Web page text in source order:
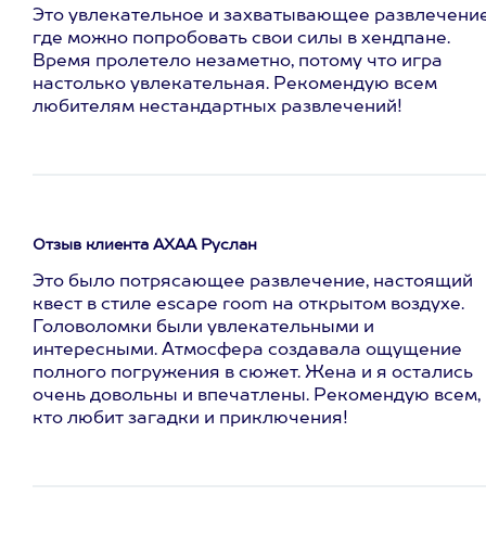
Это увлекательное и захватывающее
где можно попробовать свои силы в хендпане.
Время пролетело незаметно, потому что игра
настолько увлекательная. Рекомендую всем
любителям нестандартных развлечений!
Отзыв клиента АХАА Руслан
Это было потрясающее развлечение, настоящий
квест в стиле escape room на открытом воздухе.
Головоломки были увлекательными и
интересными. Атмосфера создавала ощущение
полного погружения в сюжет. Жена и я остались
очень довольны и впечатлены. Рекомендую всем,
кто любит загадки и приключения!